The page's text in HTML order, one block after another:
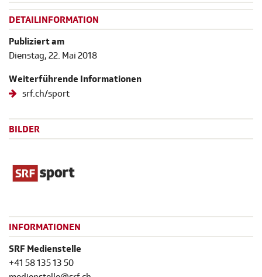
DETAILINFORMATION
Publiziert am
Dienstag, 22. Mai 2018
Weiterführende Informationen
srf.ch/sport
BILDER
INFORMATIONEN
SRF Medienstelle
+41 58 135 13 50